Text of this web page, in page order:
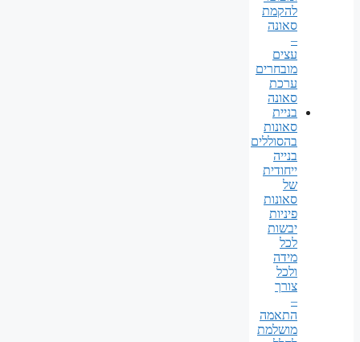
להקמת
סאונה
–
עצים
מובחרים
ערכת
סאונה
בניית
סאונות
בהסוללים
בנייה
ייחודית
של
סאונות
פיניות
יבשות
לכל
מידה
ולכל
צורך
–
התאמה
מושלמת